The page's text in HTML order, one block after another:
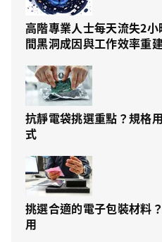
高階專業人士每天流失2
間黑洞成因與工作效率重
抗靜電袋挑選重點？規格
式
挑選合適的電子包裝材料
用